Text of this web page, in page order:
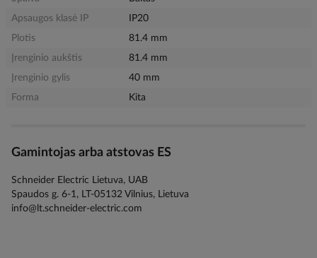
Apsaugos klasė IP
IP20
Plotis
81.4 mm
Įrenginio aukštis
81.4 mm
Įrenginio gylis
40 mm
Forma
Kita
Gamintojas arba atstovas ES
Schneider Electric Lietuva, UAB
Spaudos g. 6-1, LT-05132 Vilnius, Lietuva
info@lt.schneider-electric.com